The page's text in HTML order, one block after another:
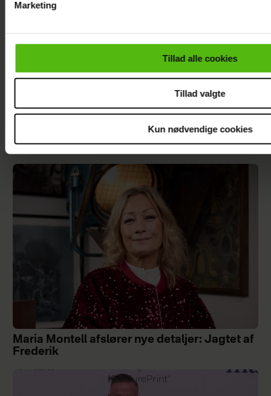
cookiepolitik.
Marketing
Tillad alle cookies
Tillad valgte
Kun nødvendige cookies
Sisse Sejr-Nørgaards krise: I bund økonomisk
Maria Montell afslører nye detaljer: Jagtet af
Frederik